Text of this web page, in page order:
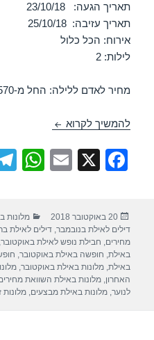
תאריך הגעה: 23/10/18
תאריך עזיבה: 25/10/18
אירוח: הכל כלול
לילות: 2
מחיר לאדם ללילה: החל מ-₪570
להמשיך לקרוא חופשה במלון
F
e
b
o
o
X
E
W
s
A
p
p
פורסם
בתאריך
20 באוקטובר 2018 קטגוריות
מלונות
דילים לאילת בנובמבר,דילים לאילת
מחירים, חבילת נופש לאילת באוקטובר,
באילת, חופשה באילת באוקטובר,
באילת,מלונות באילת באוקטובר,
האחרון,מלונות באילת השוואת
לנוער,מלונות באילת מבצעים,מלונות